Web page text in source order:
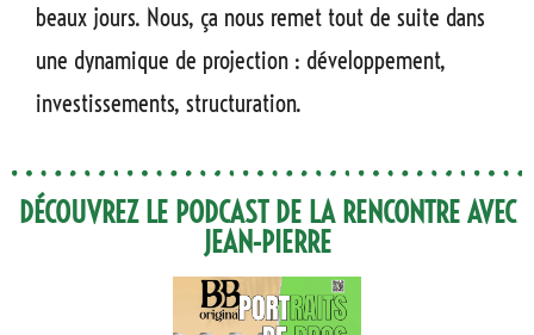
beaux jours. Nous, ça nous remet tout de suite dans
une dynamique de projection : développement,
investissements, structuration.
DÉCOUVREZ LE PODCAST DE LA RENCONTRE AVEC
JEAN-PIERRE